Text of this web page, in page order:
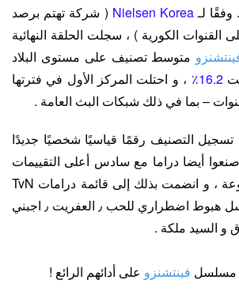
وفقًا لـ
Nielsen Korea
( شركة تهتم برصد
القنوات الكورية ) ، سجلت الحلقة النهائية
متوسط ​​تصنيف على مستوى البلاد
16.2٪
، و احتلت المركز الأول في فترتها
– بما في ذلك شبكات البث العامة .
تسجيل التصنيف رقمًا قياسيًا شخصيًا جديدًا
أيضا دراما مع سادس أعلى التقييمات
في تاريخ tvN المدفوعة ، و انضمت بذلك إلى قائمة درامات TvN
الأعلى تقييمًا ؛ مسلسل هبوط اضطراري للحب ٫ العفريت ٫ اجبني
مسلسل فينتشنزو على أدائهم الرائع !